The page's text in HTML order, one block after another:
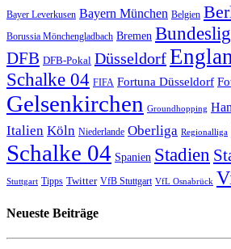
Bayer Leverkusen Bayern München Belgien
Borussia Mönchengladbach Bremen
DFB DFB-Pokal Düsseldorf
Schalke 04 FIFA Fortuna Düsseldorf
Gelsenkirchen Groundhopping
Italien Köln Niederlande Oberliga Regionalliga
Schalke 04 Spanien Stadien
Stuttgart Tipps Twitter VfB Stuttgart VfL Osnabrück
Neueste Beiträge